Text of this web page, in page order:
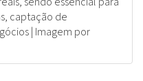
captação de
| Imagem por